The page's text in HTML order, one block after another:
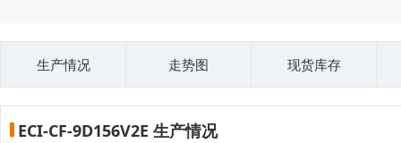
生产情况 走势图 现货库存
ECI-CF-9D156V2E 生产情况